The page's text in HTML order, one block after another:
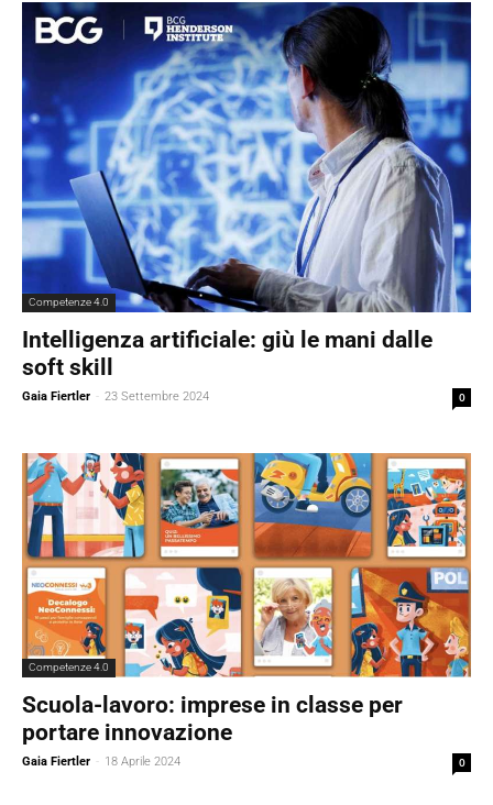
Competenze 4.0
Intelligenza artificiale: giù le mani dalle
soft skill
Gaia Fiertler - 23 Settembre 2024 0
Competenze 4.0
Scuola-lavoro: imprese in classe per
portare innovazione
Gaia Fiertler - 18 Aprile 2024 0